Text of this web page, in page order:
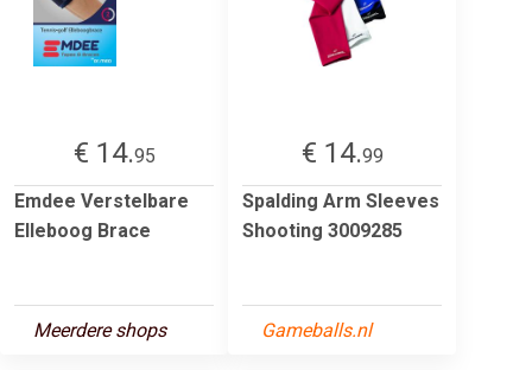
€ 14.95
Emdee Verstelbare
Elleboog Brace
Meerdere shops
€ 14.99
Spalding Arm Sleeves
Shooting 3009285
Gameballs.nl